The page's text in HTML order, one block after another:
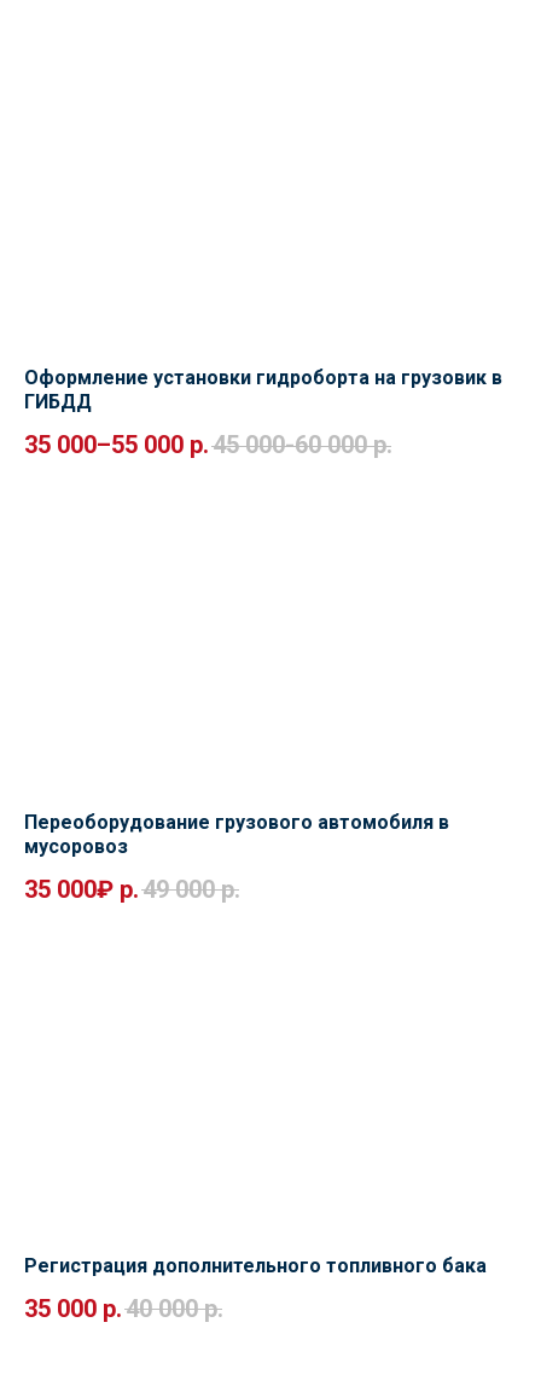
Оформление установки гидроборта на грузовик в
ГИБДД
35 000–55 000 р.45 000-60 000 р.
Переоборудование грузового автомобиля в
мусоровоз
35 000₽ р.49 000 р.
Регистрация дополнительного топливного бака
35 000 р.40 000 р.